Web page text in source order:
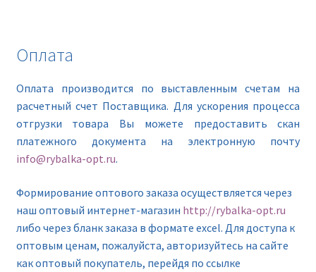
Оплата
Оплата производится по выставленным счетам на
расчетный счет Поставщика. Для ускорения процесса
отгрузки товара Вы можете предоставить скан
платежного документа на электронную почту
info@rybalka-opt.ru.
Формирование оптового заказа осуществляется через
наш оптовый интернет-магазин http://rybalka-opt.ru
либо через бланк заказа в формате excel. Для доступа к
оптовым ценам, пожалуйста, авторизуйтесь на сайте
как оптовый покупатель, перейдя по ссылке